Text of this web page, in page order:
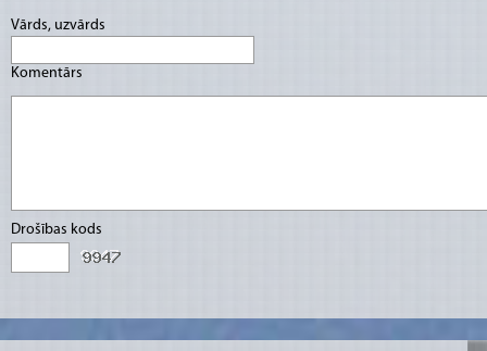
Vārds, uzvārds
Komentārs
Drošības kods